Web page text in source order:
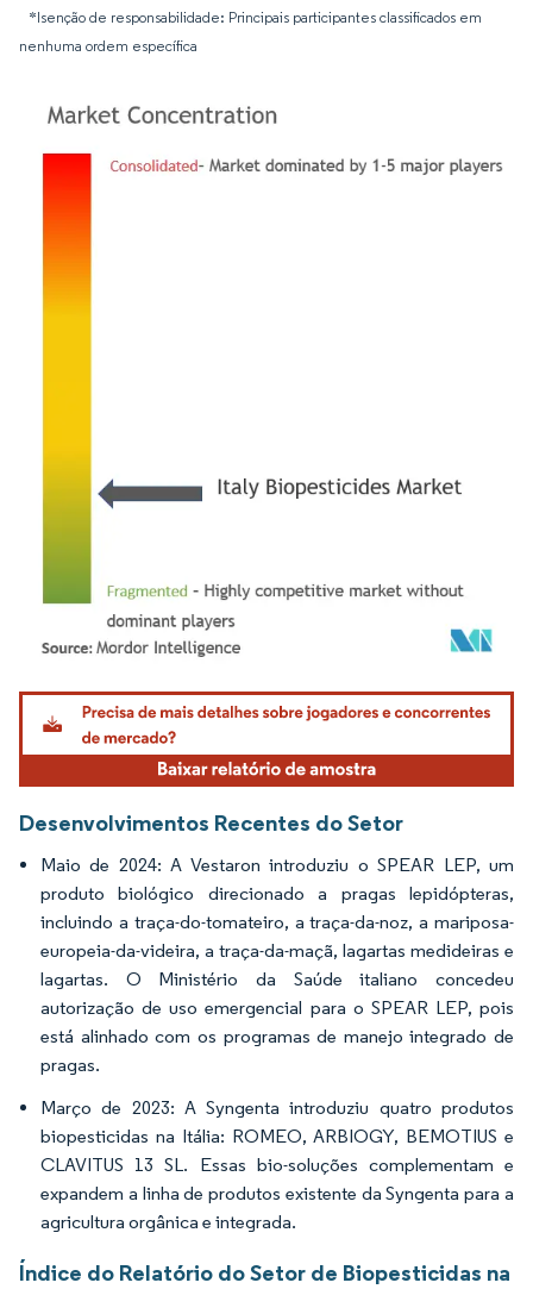
*Isenção de responsabilidade: Principais participantes classificados em
nenhuma ordem específica
Imagem © Mordor Intelligence. O reuso requer atribuição conforme CC BY 4.0.
Desenvolvimentos Recentes do Setor
Maio de 2024: A Vestaron introduziu o SPEAR LEP, um
produto biológico direcionado a pragas lepidópteras,
incluindo a traça-do-tomateiro, a traça-da-noz, a mariposa-
europeia-da-videira, a traça-da-maçã, lagartas medideiras e
lagartas. O Ministério da Saúde italiano concedeu
autorização de uso emergencial para o SPEAR LEP, pois
está alinhado com os programas de manejo integrado de
pragas.
Março de 2023: A Syngenta introduziu quatro produtos
biopesticidas na Itália: ROMEO, ARBIOGY, BEMOTIUS e
CLAVITUS 13 SL. Essas bio-soluções complementam e
expandem a linha de produtos existente da Syngenta para a
agricultura orgânica e integrada.
Índice do Relatório do Setor de Biopesticidas na